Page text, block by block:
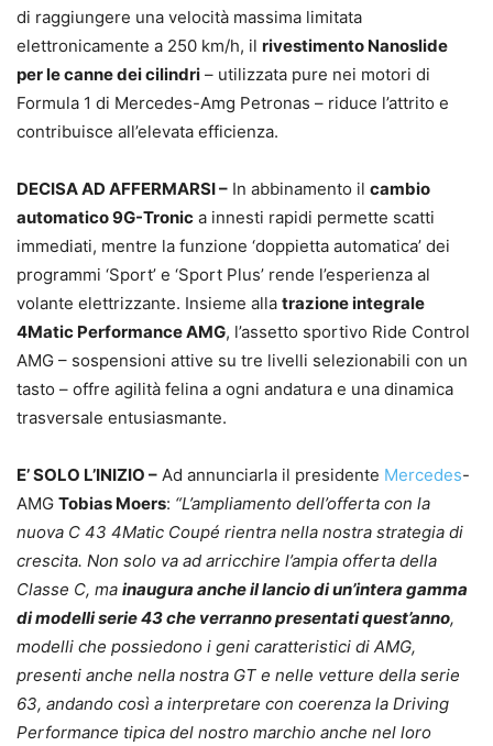
di raggiungere una velocità massima limitata
elettronicamente a 250 km/h, il rivestimento Nanoslide
per le canne dei cilindri – utilizzata pure nei motori di
Formula 1 di Mercedes-Amg Petronas – riduce l’attrito e
contribuisce all’elevata efficienza.
DECISA AD AFFERMARSI – In abbinamento il cambio
automatico 9G-Tronic a innesti rapidi permette scatti
immediati, mentre la funzione ‘doppietta automatica’ dei
programmi ‘Sport’ e ‘Sport Plus’ rende l’esperienza al
volante elettrizzante. Insieme alla trazione integrale
4Matic Performance AMG, l’assetto sportivo Ride Control
AMG – sospensioni attive su tre livelli selezionabili con un
tasto – offre agilità felina a ogni andatura e una dinamica
trasversale entusiasmante.
E’ SOLO L’INIZIO – Ad annunciarla il presidente Mercedes-
AMG Tobias Moers: “L’ampliamento dell’offerta con la
nuova C 43 4Matic Coupé rientra nella nostra strategia di
crescita. Non solo va ad arricchire l’ampia offerta della
Classe C, ma inaugura anche il lancio di un’intera gamma
di modelli serie 43 che verranno presentati quest’anno,
modelli che possiedono i geni caratteristici di AMG,
presenti anche nella nostra GT e nelle vetture della serie
63, andando così a interpretare con coerenza la Driving
Performance tipica del nostro marchio anche nel loro